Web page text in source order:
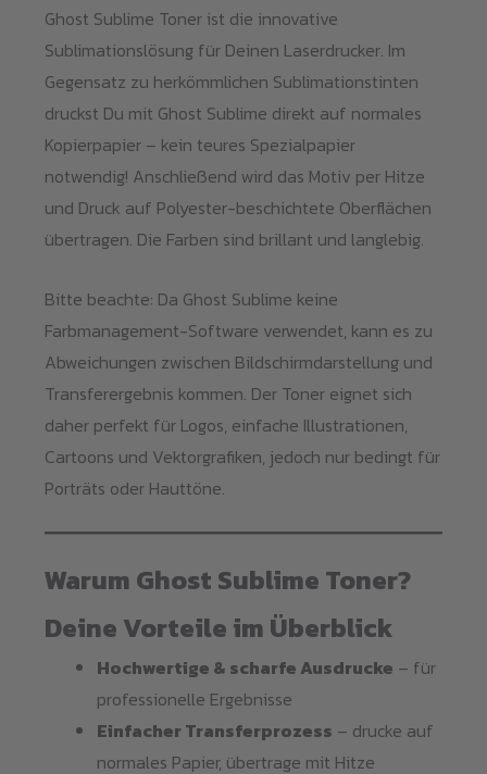
Ghost Sublime Toner ist die innovative
Sublimationslösung für Deinen Laserdrucker. Im
Gegensatz zu herkömmlichen Sublimationstinten
druckst Du mit Ghost Sublime direkt auf normales
Kopierpapier – kein teures Spezialpapier
notwendig! Anschließend wird das Motiv per Hitze
und Druck auf Polyester-beschichtete Oberflächen
übertragen. Die Farben sind brillant und langlebig.
Bitte beachte: Da Ghost Sublime keine
Farbmanagement-Software verwendet, kann es zu
Abweichungen zwischen Bildschirmdarstellung und
Transferergebnis kommen. Der Toner eignet sich
daher perfekt für Logos, einfache Illustrationen,
Cartoons und Vektorgrafiken, jedoch nur bedingt für
Porträts oder Hauttöne.
Warum Ghost Sublime Toner?
Deine Vorteile im Überblick
Hochwertige & scharfe Ausdrucke – für
professionelle Ergebnisse
Einfacher Transferprozess – drucke auf
normales Papier, übertrage mit Hitze